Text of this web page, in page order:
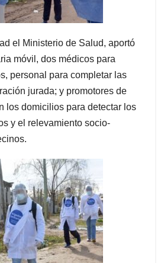
el Ministerio de Salud, aportó
móvil, dos médicos para
personal para completar las
jurada; y promotores de
los domicilios para detectar los
y el relevamiento socio-